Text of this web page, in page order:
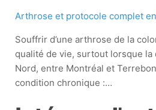
Arthrose et protocole complet
Souffrir d’une arthrose de la
qualité de vie, surtout lorsque la
Nord, entre Montréal et
condition chronique :…